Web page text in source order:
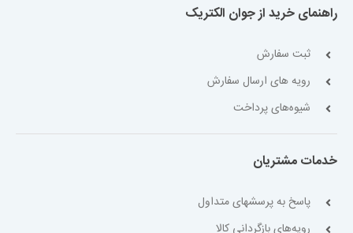
راهنمای خرید از جوان الکتریک
ثبت سفارش
رویه های ارسال سفارش
شیوه‌های پرداخت
خدمات مشتریان
پاسخ به پرسشهای متداول